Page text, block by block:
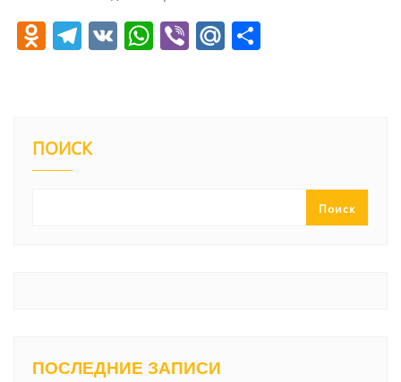
O
kl
a
T
a
V W Vi M
ПОИСК
Поиск
ПОСЛЕДНИЕ ЗАПИСИ